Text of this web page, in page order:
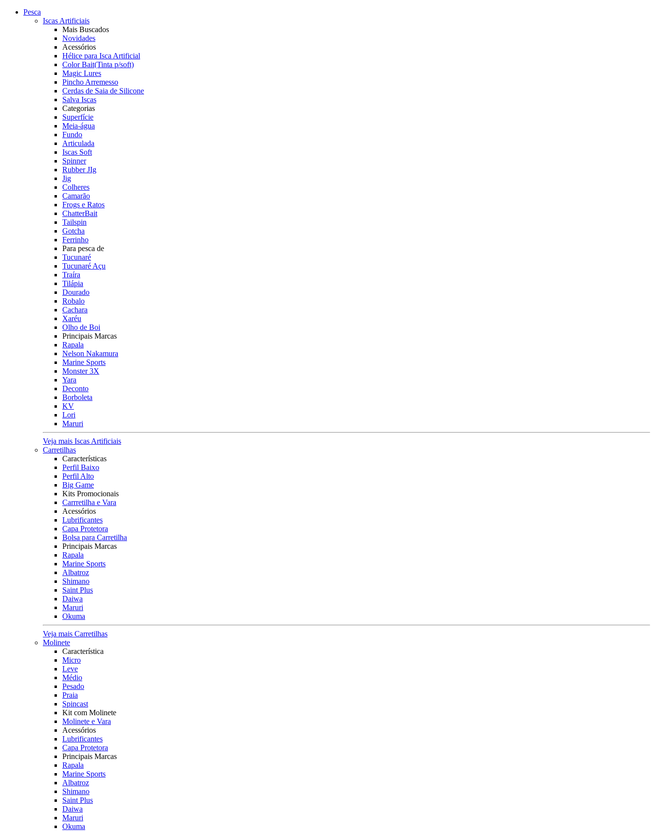
Pesca
Iscas Artificiais
Mais Buscados
Novidades
Acessórios
Hélice para Isca Artificial
Color Bait(Tinta p/soft)
Magic Lures
Pincho Arremesso
Cerdas de Saia de Silicone
Salva Iscas
Categorias
Superfície
Meia-água
Fundo
Articulada
Iscas Soft
Spinner
Rubber JIg
Jig
Colheres
Camarão
Frogs e Ratos
ChatterBait
Tailspin
Gotcha
Ferrinho
Para pesca de
Tucunaré
Tucunaré Açu
Traíra
Tilápia
Dourado
Robalo
Cachara
Xaréu
Olho de Boi
Principais Marcas
Rapala
Nelson Nakamura
Marine Sports
Monster 3X
Yara
Deconto
Borboleta
KV
Lori
Maruri
Veja mais Iscas Artificiais
Carretilhas
Características
Perfil Baixo
Perfil Alto
Big Game
Kits Promocionais
Carrretilha e Vara
Acessórios
Lubrificantes
Capa Protetora
Bolsa para Carretilha
Principais Marcas
Rapala
Marine Sports
Albatroz
Shimano
Saint Plus
Daiwa
Maruri
Okuma
Veja mais Carretilhas
Molinete
Característica
Micro
Leve
Médio
Pesado
Praia
Spincast
Kit com Molinete
Molinete e Vara
Acessórios
Lubrificantes
Capa Protetora
Principais Marcas
Rapala
Marine Sports
Albatroz
Shimano
Saint Plus
Daiwa
Maruri
Okuma